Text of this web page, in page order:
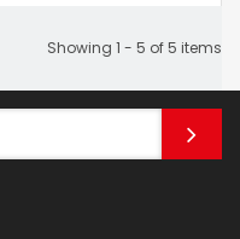
Showing 1 - 5 of 5 items